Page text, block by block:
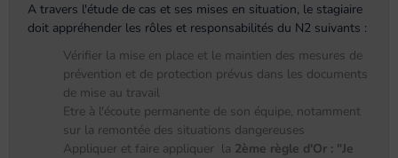
A travers l'étude de cas et ses mises en situation, le stagiaire
doit appréhender les rôles et responsabilités du N2 suivants :
Vérifier la mise en place et le maintien des mesures de
prévention et de protection prévus dans les documents
de mise au travail
Etre à l'écoute permanente de son équipe, notamment
sur la remontée des situations dangereuses
Appliquer et faire appliquer la 2ème règle d'Or : "Je